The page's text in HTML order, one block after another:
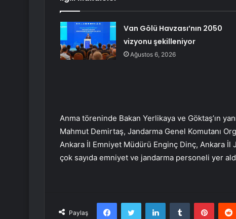
Van Gölü Havzası’nın 2050
vizyonu şekilleniyor
Ağustos 6, 2026
Anma töreninde Bakan Yerlikaya ve Göktaş’ın
Mahmut Demirtaş, Jandarma Genel Komutanı
Ankara İl Emniyet Müdürü Enginç Dinç, Ankara İl
çok sayıda emniyet ve jandarma personeli yer
Paylaş
FacebookTwitter LinkedInTumblr